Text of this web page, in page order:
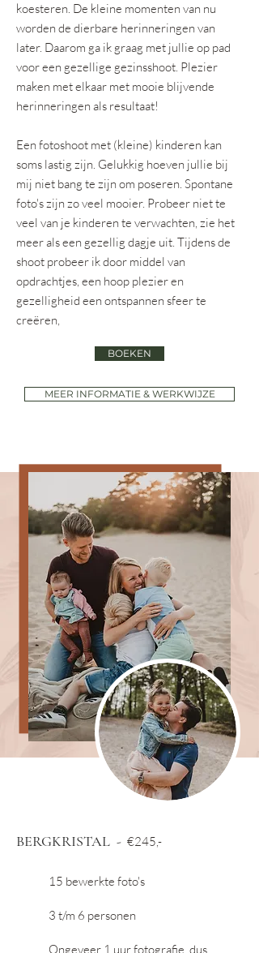
koesteren. De kleine momenten van nu
worden de dierbare herinneringen van
later. Daarom ga ik graag met jullie op pad
voor een gezellige gezinsshoot. Plezier
maken met elkaar met mooie blijvende
herinneringen​ als resultaat!
Een fotoshoot met (kleine) kinderen kan
soms lastig zijn. Gelukkig hoeven jullie bij
mij niet bang te zijn om poseren. Spontane
foto's zijn zo veel mooier. Probeer niet te
veel van je kinderen te verwachten, zie het
meer als een gezellig dagje uit. Tijdens de
shoot probeer ik door middel van
opdrachtjes, een hoop plezier en
gezelligheid een ontspannen sfeer te
creëren,
BOEKEN
MEER INFORMATIE & WERKWIJZE
BERGKRISTAL - €245,-
15 bewerkte foto's
3 t/m 6 personen
Ongeveer 1 uur fotografie dus